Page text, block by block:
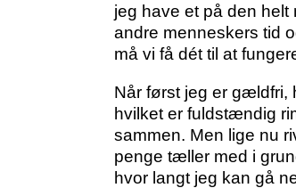
jeg have et på den helt
andre menneskers tid
må vi få dét til at
Når først jeg er gældfri,
hvilket er fuldstændig
sammen. Men lige nu
penge tæller med i
hvor langt jeg kan gå